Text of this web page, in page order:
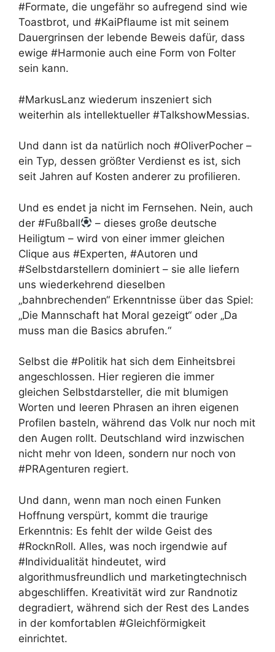
#Formate, die ungefähr so aufregend sind wie
Toastbrot, und #KaiPflaume ist mit seinem
Dauergrinsen der lebende Beweis dafür, dass
ewige #Harmonie auch eine Form von Folter
sein kann.
#MarkusLanz wiederum inszeniert sich
weiterhin als intellektueller #TalkshowMessias.
Und dann ist da natürlich noch #OliverPocher –
ein Typ, dessen größter Verdienst es ist, sich
seit Jahren auf Kosten anderer zu profilieren.
Und es endet ja nicht im Fernsehen. Nein, auch
der #Fußball
– dieses große deutsche
Heiligtum – wird von einer immer gleichen
Clique aus #Experten, #Autoren und
#Selbstdarstellern dominiert – sie alle liefern
uns wiederkehrend dieselben
„bahnbrechenden“ Erkenntnisse über das Spiel:
„Die Mannschaft hat Moral gezeigt“ oder „Da
muss man die Basics abrufen.“
Selbst die #Politik hat sich dem Einheitsbrei
angeschlossen. Hier regieren die immer
gleichen Selbstdarsteller, die mit blumigen
Worten und leeren Phrasen an ihren eigenen
Profilen basteln, während das Volk nur noch mit
den Augen rollt. Deutschland wird inzwischen
nicht mehr von Ideen, sondern nur noch von
#PRAgenturen regiert.
Und dann, wenn man noch einen Funken
Hoffnung verspürt, kommt die traurige
Erkenntnis: Es fehlt der wilde Geist des
#RocknRoll. Alles, was noch irgendwie auf
#Individualität hindeutet, wird
algorithmusfreundlich und marketingtechnisch
abgeschliffen. Kreativität wird zur Randnotiz
degradiert, während sich der Rest des Landes
in der komfortablen #Gleichförmigkeit
einrichtet.